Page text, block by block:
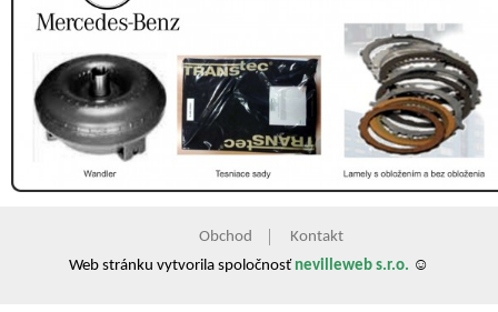
Obchod
Kontakt
Web stránku vytvorila spoločnosť nevilleweb s.r.o. ☺